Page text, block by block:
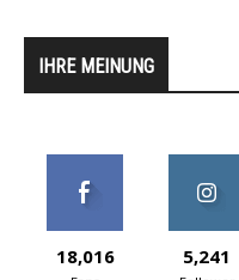
IHRE MEINUNG
18,016 5,241